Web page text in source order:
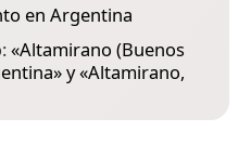
en Argentina
«Altamirano (Buenos
» y «Altamirano,